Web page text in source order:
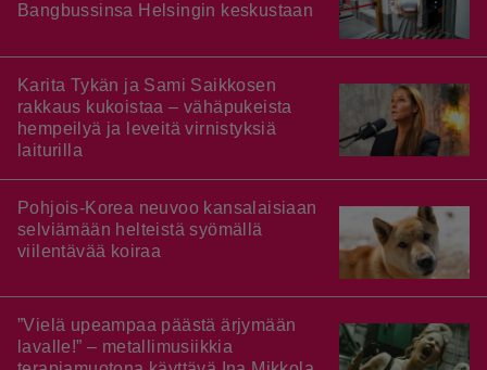
Bangbussinsa Helsingin keskustaan
Karita Tykän ja Sami Saikkosen
rakkaus kukoistaa – vähäpukeista
hempeilyä ja leveitä virnistyksiä
laiturilla
Pohjois-Korea neuvoo kansalaisiaan
selviämään helteistä syömällä
viilentävää koiraa
”Vielä upeampaa päästä ärjymään
lavalle!” – metallimusiikkia